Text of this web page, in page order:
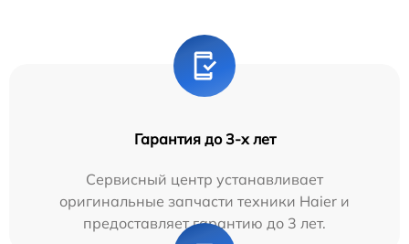
Гарантия до 3-х лет
Сервисный центр устанавливает
оригинальные запчасти техники Haier и
предоставляет гарантию до 3 лет.